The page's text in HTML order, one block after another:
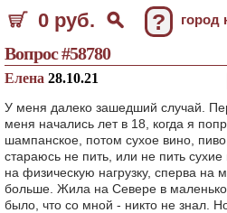
0 руб. ? город
Вопрос #58780
Елена 28.10.21
У меня далеко зашедший случай.
меня начались лет в 18, когда я
шампанское, потом сухое вино,
стараюсь не пить, или не пить
на физическую нагрузку, сперва на
больше. Жила на Севере в
было, что со мной - никто не знал.